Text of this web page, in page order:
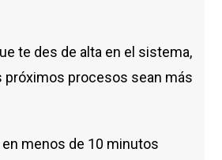
te des de alta en el sistema,
próximos procesos sean más
menos de 10 minutos